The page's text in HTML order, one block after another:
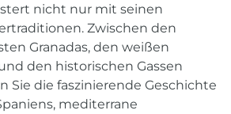
nicht nur mit seinen
Zwischen den
Granadas, den weißen
den historischen Gassen
Sie die faszinierende Geschichte
mediterrane